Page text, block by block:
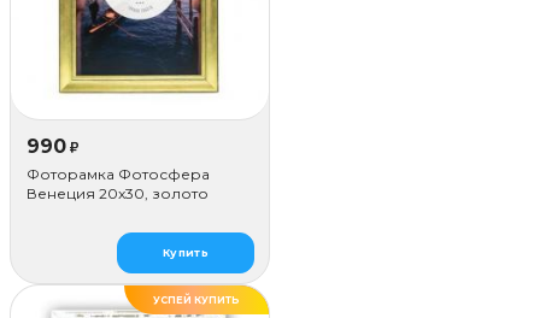
990 ₽
Фоторамка Фотосфера
Венеция 20x30, золото
Купить
ХИТ
УСПЕЙ КУПИТЬ